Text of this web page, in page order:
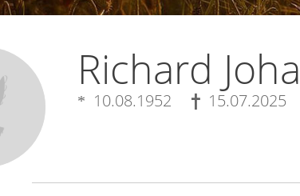
Richard
10.08.1952 15.07.2025